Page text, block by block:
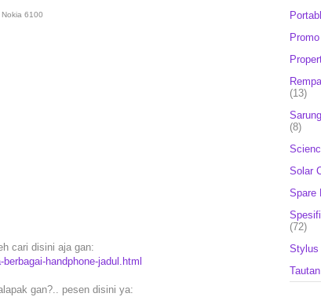
Nokia 6100
cari disini aja gan:
handphone-jadul.html
gan?.. pesen disini ya:
Promo
(13)
(8)
Solar
Spare
(72)
Stylus